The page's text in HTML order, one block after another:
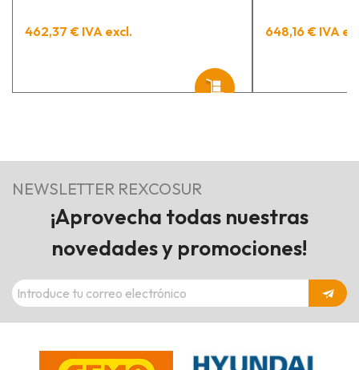
462,37 € IVA excl. 648,16 € IVA
NEWSLETTER REXCOSUR
¡Aprovecha todas nuestras
novedades y promociones!